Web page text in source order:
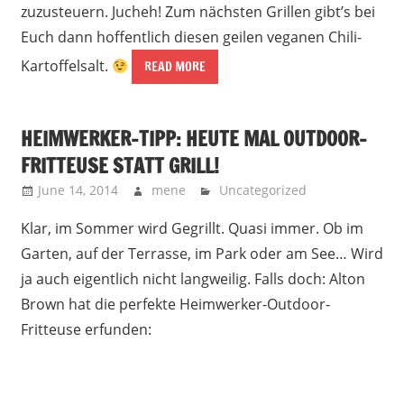
zuzusteuern. Jucheh! Zum nächsten Grillen gibt’s bei
Euch dann hoffentlich diesen geilen veganen Chili-
Kartoffelsalt.
READ MORE
HEIMWERKER-TIPP: HEUTE MAL OUTDOOR-
FRITTEUSE STATT GRILL!
June 14, 2014 mene Uncategorized
Klar, im Sommer wird Gegrillt. Quasi immer. Ob im
Garten, auf der Terrasse, im Park oder am See… Wird
ja auch eigentlich nicht langweilig. Falls doch: Alton
Brown hat die perfekte Heimwerker-Outdoor-
Fritteuse erfunden: